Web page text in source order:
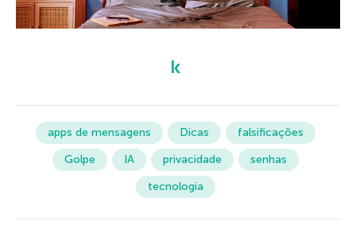
apps de mensagens Dicas
falsificações
Golpe
IA privacidade
senhas
tecnologia